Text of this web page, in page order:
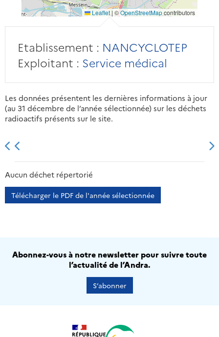
Leaflet | ©OpenStreetMapcontributors
Etablissement : NANCYCLOTEP
Exploitant : Service médical
Les données présentent les dernières informations à jour
(au 31 décembre de l’année sélectionnée) sur les déchets
radioactifs présents sur le site.
2013 2014
Aucun déchet répertorié
Télécharger le PDF de l'année sélectionnée
Abonnez-vous à notre newsletter pour suivre toute
l’actualité de l’Andra.
S’abonner